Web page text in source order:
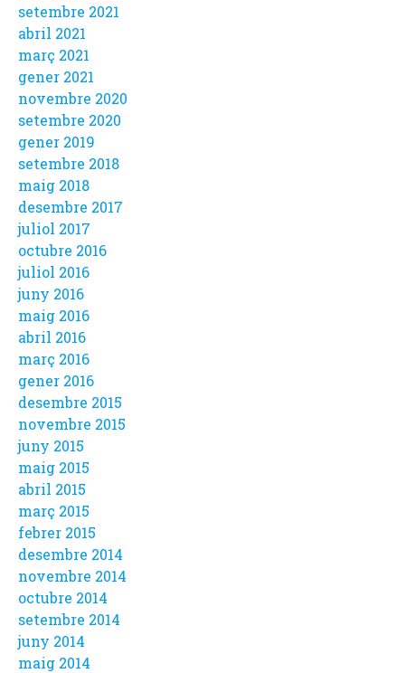
setembre 2021
abril 2021
març 2021
gener 2021
novembre 2020
setembre 2020
gener 2019
setembre 2018
maig 2018
desembre 2017
juliol 2017
octubre 2016
juliol 2016
juny 2016
maig 2016
abril 2016
març 2016
gener 2016
desembre 2015
novembre 2015
juny 2015
maig 2015
abril 2015
març 2015
febrer 2015
desembre 2014
novembre 2014
octubre 2014
setembre 2014
juny 2014
maig 2014